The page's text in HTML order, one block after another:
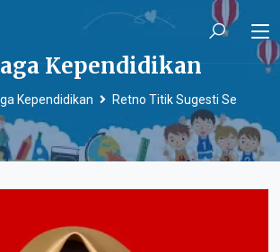
Kependidikan
Kependidikan Retno Titik Sugesti Se